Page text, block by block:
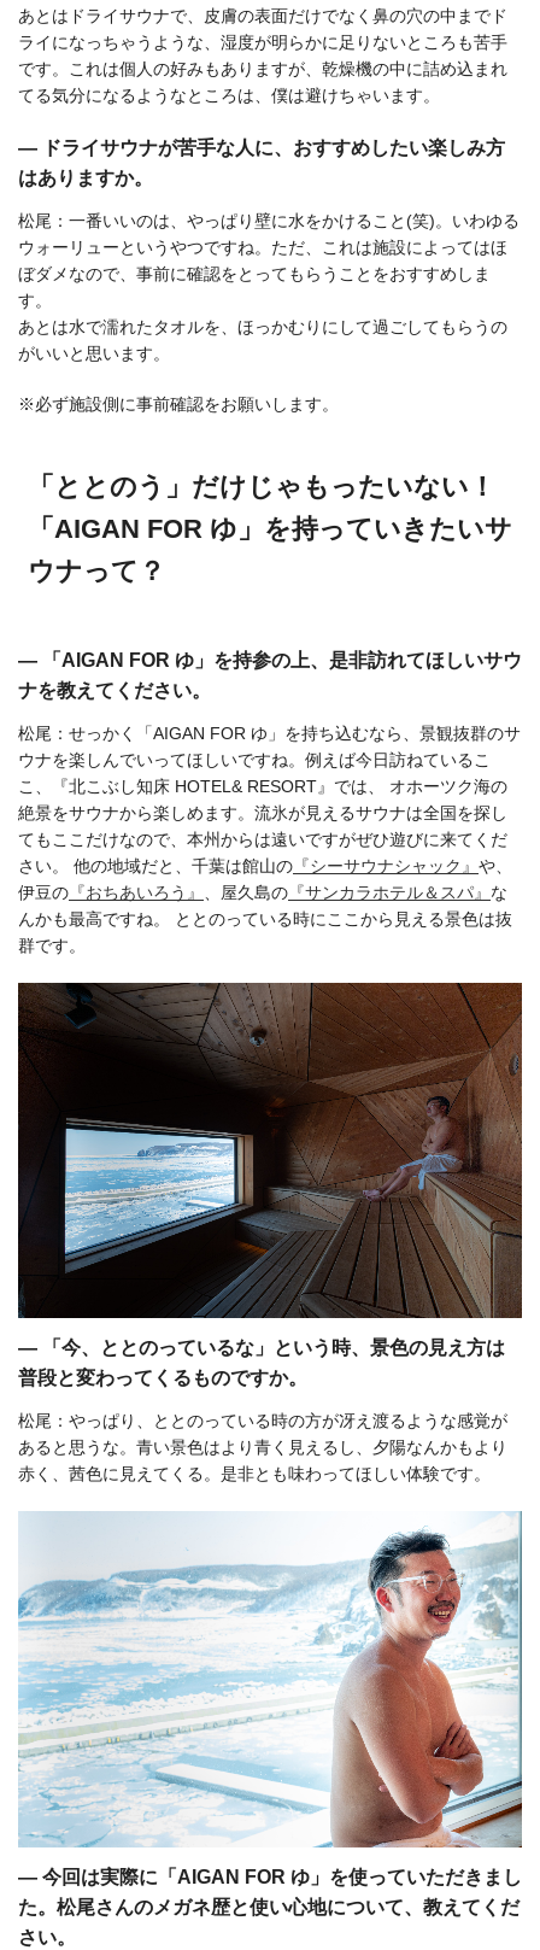
あとはドライサウナで、皮膚の表面だけでなく鼻の穴の中までド
ライになっちゃうような、湿度が明らかに足りないところも苦手
です。これは個人の好みもありますが、乾燥機の中に詰め込まれ
てる気分になるようなところは、僕は避けちゃいます。
― ドライサウナが苦手な人に、おすすめしたい楽しみ方
はありますか。
松尾：一番いいのは、やっぱり壁に水をかけること(笑)。いわゆる
ウォーリューというやつですね。ただ、これは施設によってはほ
ぼダメなので、事前に確認をとってもらうことをおすすめしま
す。
あとは水で濡れたタオルを、ほっかむりにして過ごしてもらうの
がいいと思います。
※必ず施設側に事前確認をお願いします。
「ととのう」だけじゃもったいない！
「AIGAN FOR ゆ」を持っていきたいサ
ウナって？
― 「AIGAN FOR ゆ」を持参の上、是非訪れてほしいサウ
ナを教えてください。
松尾：せっかく「AIGAN FOR ゆ」を持ち込むなら、景観抜群のサ
ウナを楽しんでいってほしいですね。例えば今日訪ねているこ
こ、『北こぶし知床 HOTEL& RESORT』では、 オホーツク海の
絶景をサウナから楽しめます。流氷が見えるサウナは全国を探し
てもここだけなので、本州からは遠いですがぜひ遊びに来てくだ
さい。 他の地域だと、千葉は館山の 『シーサウナシャック』 や、
伊豆の 『おちあいろう』 、屋久島の 『サンカラホテル＆スパ』 な
んかも最高ですね。 ととのっている時にここから見える景色は抜
群です。
― 「今、ととのっているな」という時、景色の見え方は
普段と変わってくるものですか。
松尾：やっぱり、ととのっている時の方が冴え渡るような感覚が
あると思うな。青い景色はより青く見えるし、夕陽なんかもより
赤く、茜色に見えてくる。是非とも味わってほしい体験です。
― 今回は実際に「AIGAN FOR ゆ」を使っていただきまし
た。松尾さんのメガネ歴と使い心地について、教えてくだ
さい。